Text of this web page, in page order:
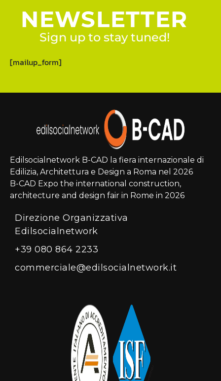
NEWSLETTER
Sign up to stay tuned!
[mailup_form]
Edilsocialnetwork B-CAD la fiera internazionale di
Edilizia, Architettura e Design a Roma nel 2026
B-CAD Expo the international construction,
architecture and design fair in Rome in 2026
Direzione Organizzativa
Edilsocialnetwork
+39 080 864 2233
commerciale@edilsocialnetwork.it